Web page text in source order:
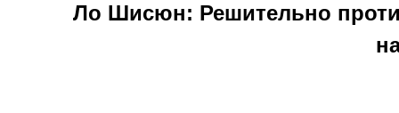
Ло Шисюн: Решительно